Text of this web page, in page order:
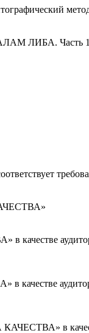
ЛИБА. Часть 1.
в